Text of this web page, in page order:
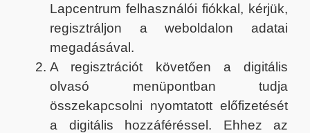
Lapcentrum felhasználói fiókkal, kérjük,
regisztráljon a weboldalon adatai
megadásával.
A regisztrációt követően a digitális
olvasó menüpontban tudja
összekapcsolni nyomtatott előfizetését
a digitális hozzáféréssel. Ehhez az